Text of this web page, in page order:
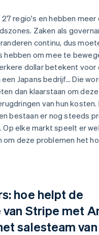
regio's en hebben meer
Zaken als
continu, dus
hebben om mee te
dollar betekent voor
Japans bedrijf... Die
dan klaarstaan om
van hun kosten.
bestaan er nog steeds
Op elke markt speelt er
om deze problemen het
hoe helpt de
Stripe met
salesteam